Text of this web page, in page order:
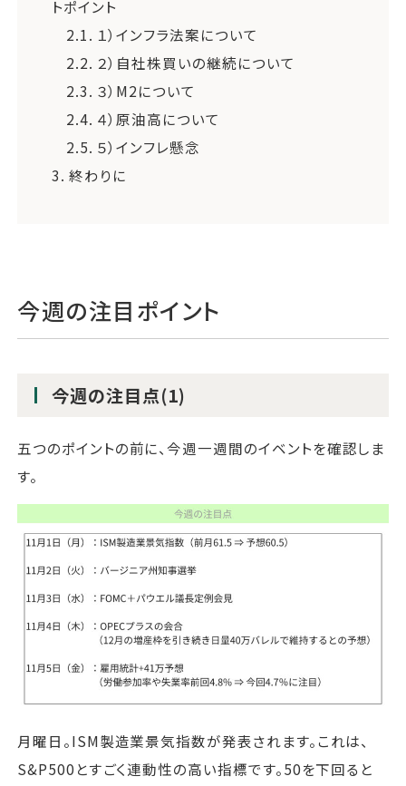
トポイント
2.1. １）インフラ法案について
2.2. ２）自社株買いの継続について
2.3. ３）M2について
2.4. ４）原油高について
2.5. ５）インフレ懸念
3. 終わりに
今週の注目ポイント
今週の注目点(1)
五つのポイントの前に、今週一週間のイベントを確認しま
す。
月曜日。ISM製造業景気指数が発表されます。これは、
S&P500とすごく連動性の高い指標です。50を下回ると